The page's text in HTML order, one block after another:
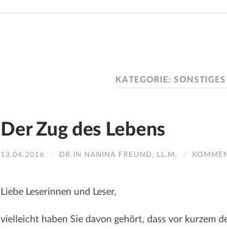
KATEGORIE: SONSTIGES
Der Zug des Lebens
13.04.2016 / DR.IN NANINA FREUND, LL.M. /
Liebe Leserinnen und Leser,
vielleicht haben Sie davon gehört, dass vor kurzem